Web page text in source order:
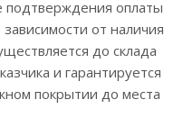
подтверждения оплаты
от наличия
до склада
и гарантируется
покрытии до места